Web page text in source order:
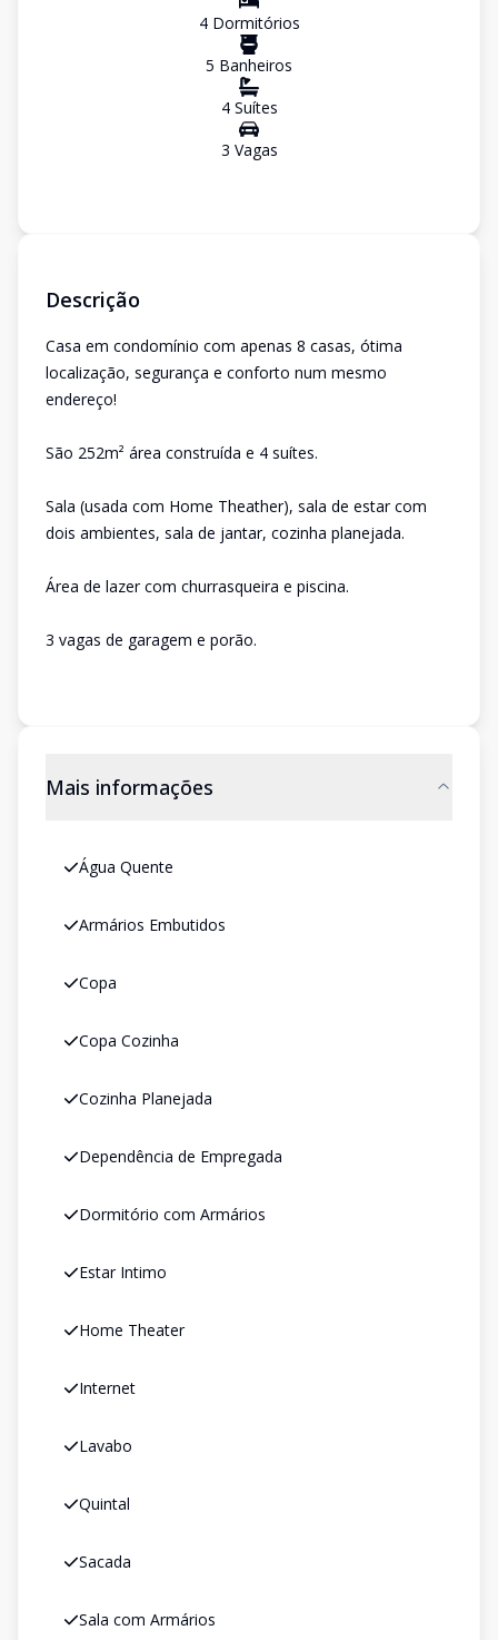
4Dormitórios
5 Banheiros
4Suítes
3 Vagas
Descrição
Casa em condomínio com apenas 8 casas, ótima
localização, segurança e conforto num mesmo
endereço!
São 252m² área construída e 4 suítes.
Sala (usada com Home Theather), sala de estar com
dois ambientes, sala de jantar, cozinha planejada.
Área de lazer com churrasqueira e piscina.
3 vagas de garagem e porão.
Mais informações
Água Quente
Armários Embutidos
Copa
Copa Cozinha
Cozinha Planejada
Dependência de Empregada
Dormitório com Armários
Estar Intimo
Home Theater
Internet
Lavabo
Quintal
Sacada
Sala com Armários